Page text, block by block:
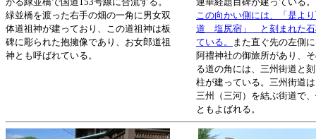
緑並橋を渡った右手の畑の一角に男女双
体道祖神が建っており、この道祖神は板
碑に彫られた抱擁像であり、お女郎道祖
神とも呼ばれている。
この向かい側には、「是よ
道 塩尻宿」 と刻まれた石
ている。
また直ぐ先の左側
阿禮神社の御旅所があり、
る道の角には、三州街道と
柱が建っている。三州街道
三州（三河）を結ぶ街道で
ともよばれる。